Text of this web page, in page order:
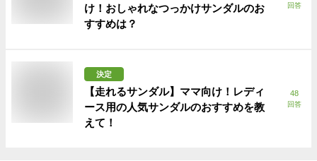
け！おしゃれなつっかけサンダルのお
すすめは？
回答
決定
【走れるサンダル】ママ向け！レディ
ース用の人気サンダルのおすすめを教
えて！
48
回答